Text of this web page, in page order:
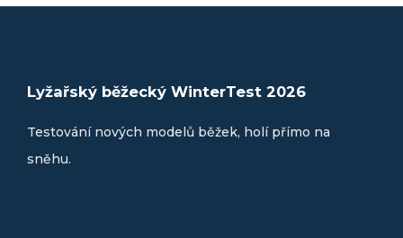
Lyžařský běžecký WinterTest 2026
Testování nových modelů běžek, holí přímo na
sněhu.